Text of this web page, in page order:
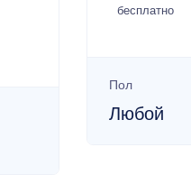
бесплатно
Пол
Любой